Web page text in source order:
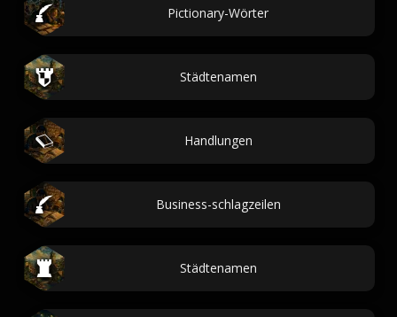
Pictionary-Wörter
Städtenamen
Handlungen
Business-schlagzeilen
Städtenamen